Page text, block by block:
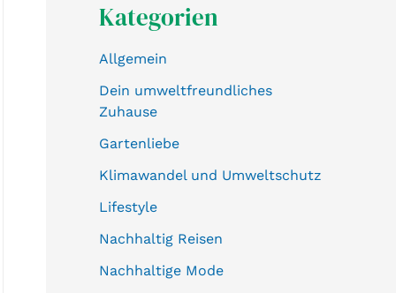
Kategorien
Allgemein
Dein umweltfreundliches
Zuhause
Gartenliebe
Klimawandel und Umweltschutz
Lifestyle
Nachhaltig Reisen
Nachhaltige Mode